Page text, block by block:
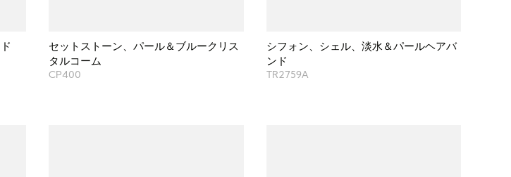
セットストーン、パール＆ブルークリス
タルコーム
CP400
シフォン、シェル、淡水＆パールヘアバ
ンド
TR2759A